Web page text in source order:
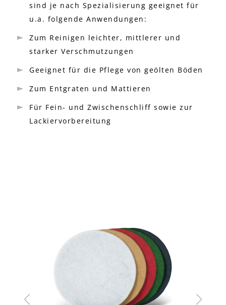
sind je nach Spezialisierung geeignet für
u.a. folgende Anwendungen:
Zum Reinigen leichter, mittlerer und
starker Verschmutzungen
Geeignet für die Pflege von geölten Böden
Zum Entgraten und Mattieren
Für Fein- und Zwischenschliff sowie zur
Lackiervorbereitung